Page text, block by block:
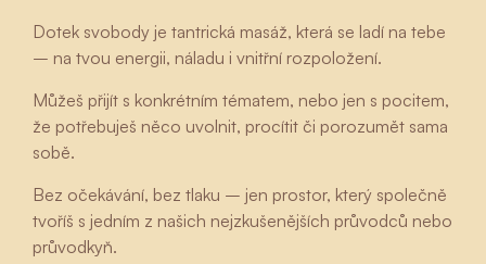
Dotek svobody je tantrická masáž, která se ladí na tebe
– na tvou energii, náladu i vnitřní rozpoložení.
Můžeš přijít s konkrétním tématem, nebo jen s pocitem,
že potřebuješ něco uvolnit, procítit či porozumět sama
sobě.
Bez očekávání, bez tlaku – jen prostor, který společně
tvoříš s jedním z našich nejzkušenějších průvodců nebo
průvodkyň.